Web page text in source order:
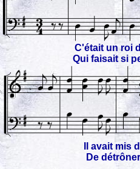
C'était un roi
Qui faisait si
Il avait mis
De